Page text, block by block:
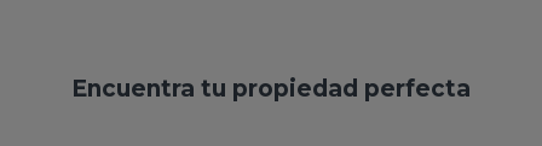
Encuentra tu propiedad perfecta